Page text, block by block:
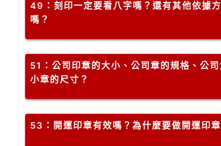
49 ：刻印一定要看八字嗎？還有其他依據
嗎？
51 ：公司印章的大小、公司章的規格、公
小章的尺寸？
53 ：開運印章有效嗎？為什麼要做開運印